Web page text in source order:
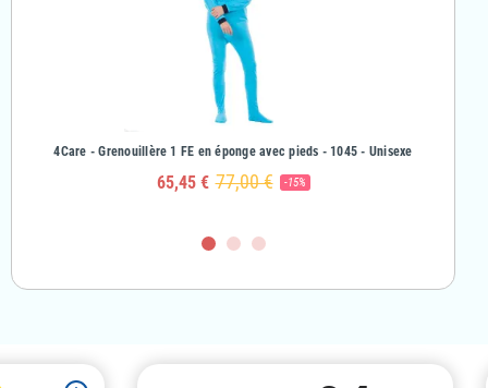
4Care - Grenouillère 1 FE en éponge avec pieds - 1045 - Unisexe
65,45 € 77,00 € -15%